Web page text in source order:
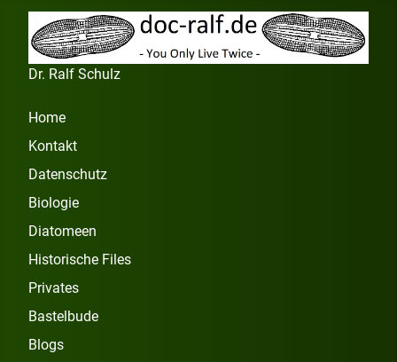
Dr. Ralf Schulz
Home
Kontakt
Datenschutz
Biologie
Diatomeen
Historische Files
Privates
Bastelbude
Blogs